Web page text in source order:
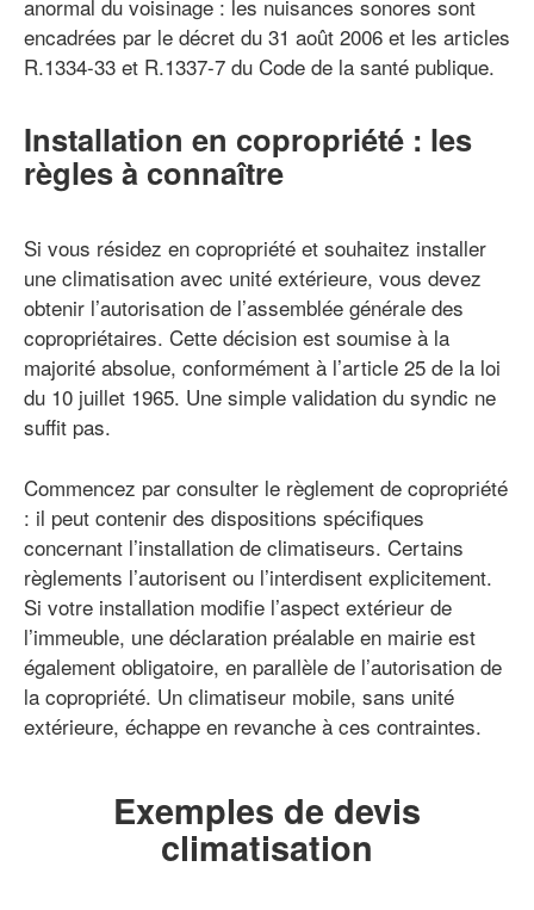
anormal du voisinage : les nuisances sonores sont
encadrées par le décret du 31 août 2006 et les articles
R.1334-33 et R.1337-7 du Code de la santé publique.
Installation en copropriété : les
règles à connaître
Si vous résidez en copropriété et souhaitez installer
une climatisation avec unité extérieure, vous devez
obtenir l’autorisation de l’assemblée générale des
copropriétaires. Cette décision est soumise à la
majorité absolue, conformément à l’article 25 de la loi
du 10 juillet 1965. Une simple validation du syndic ne
suffit pas.
Commencez par consulter le règlement de copropriété
: il peut contenir des dispositions spécifiques
concernant l’installation de climatiseurs. Certains
règlements l’autorisent ou l’interdisent explicitement.
Si votre installation modifie l’aspect extérieur de
l’immeuble, une déclaration préalable en mairie est
également obligatoire, en parallèle de l’autorisation de
la copropriété. Un climatiseur mobile, sans unité
extérieure, échappe en revanche à ces contraintes.
Exemples de devis
climatisation